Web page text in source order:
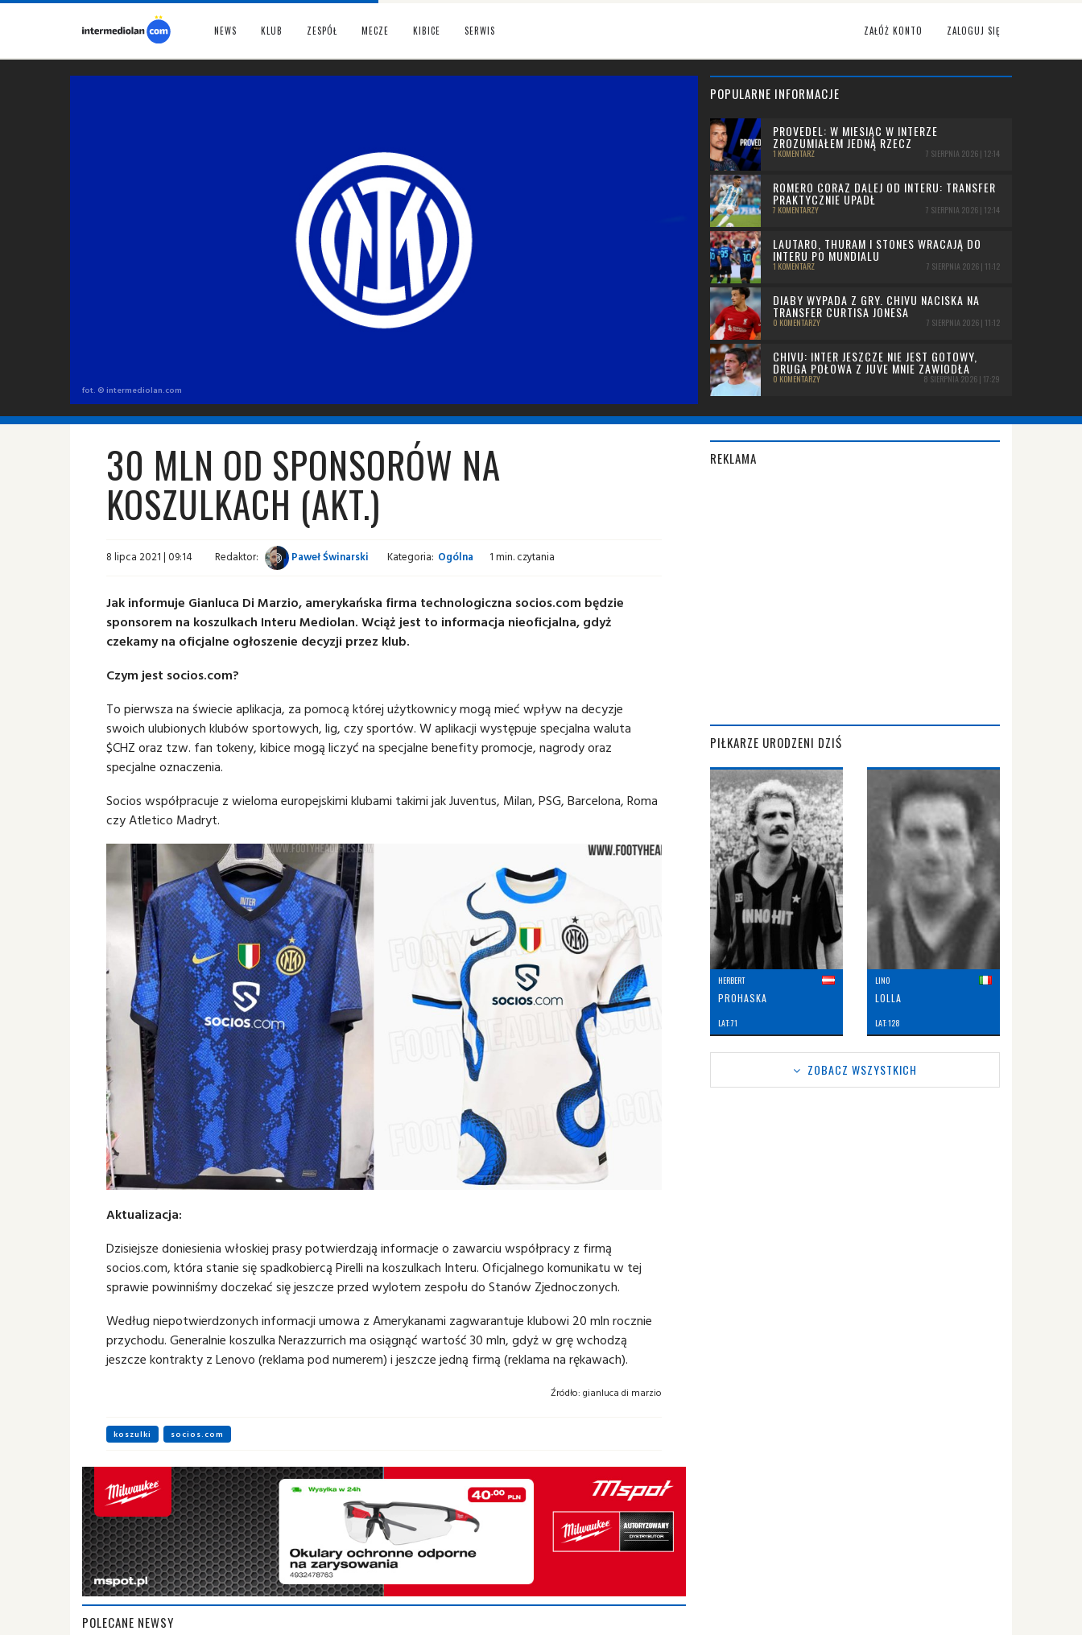
NEWS KLUB ZESPÓŁ MECZE KIBICE SERWIS ZAŁÓŻ KONTO ZALOGUJ SIĘ
fot. © intermediolan.com
POPULARNE INFORMACJE
PROVEDEL: W MIESIĄC W INTERZE
ZROZUMIAŁEM JEDNĄ RZECZ
1 KOMENTARZ 7 SIERPNIA 2026 | 12:14
ROMERO CORAZ DALEJ OD INTERU: TRANSFER
PRAKTYCZNIE UPADŁ
7 KOMENTARZY 7 SIERPNIA 2026 | 12:14
LAUTARO, THURAM I STONES WRACAJĄ DO
INTERU PO MUNDIALU
1 KOMENTARZ 7 SIERPNIA 2026 | 11:12
DIABY WYPADA Z GRY. CHIVU NACISKA NA
TRANSFER CURTISA JONESA
0 KOMENTARZY 7 SIERPNIA 2026 | 11:12
CHIVU: INTER JESZCZE NIE JEST GOTOWY,
DRUGA POŁOWA Z JUVE MNIE ZAWIODŁA
0 KOMENTARZY 8 SIERPNIA 2026 | 17:29
30 MLN OD SPONSORÓW NA
KOSZULKACH (AKT.)
8 lipca 2021 | 09:14 Redaktor: Paweł Świnarski Kategoria: Ogólna 1 min. czytania
Jak informuje Gianluca Di Marzio, amerykańska firma technologiczna socios.com będzie
sponsorem na koszulkach Interu Mediolan. Wciąż jest to informacja nieoficjalna, gdyż
czekamy na oficjalne ogłoszenie decyzji przez klub.
Czym jest socios.com?
To pierwsza na świecie aplikacja, za pomocą której użytkownicy mogą mieć wpływ na decyzje
swoich ulubionych klubów sportowych, lig, czy sportów. W aplikacji występuje specjalna waluta
$CHZ oraz tzw. fan tokeny, kibice mogą liczyć na specjalne benefity promocje, nagrody oraz
specjalne oznaczenia.
Socios współpracuje z wieloma europejskimi klubami takimi jak Juventus, Milan, PSG, Barcelona, Roma
czy Atletico Madryt.
Aktualizacja:
Dzisiejsze doniesienia włoskiej prasy potwierdzają informacje o zawarciu współpracy z firmą
socios.com, która stanie się spadkobiercą Pirelli na koszulkach Interu. Oficjalnego komunikatu w tej
sprawie powinniśmy doczekać się jeszcze przed wylotem zespołu do Stanów Zjednoczonych.
Według niepotwierdzonych informacji umowa z Amerykanami zagwarantuje klubowi 20 mln rocznie
przychodu. Generalnie koszulka Nerazzurrich ma osiągnąć wartość 30 mln, gdyż w grę wchodzą
jeszcze kontrakty z Lenovo (reklama pod numerem) i jeszcze jedną firmą (reklama na rękawach).
Źródło: gianluca di marzio
koszulki socios.com
POLECANE NEWSY
REKLAMA
PIŁKARZE URODZENI DZIŚ
HERBERT
PROHASKA
LAT: 71
LINO
LOLLA
LAT: 128
ZOBACZ WSZYSTKICH